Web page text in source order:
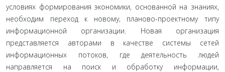
условиях формирования экономики, основанной на знаниях,
необходим переход к новому, планово-проектному типу
информационной организации. Новая организация
представляется авторами в качестве системы сетей
информа­ционных потоков, где деятельность людей
направляется на поиск и обработку информации,